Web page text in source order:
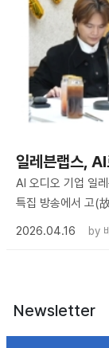
일레븐랩스,
AI 오디오 기업 일
특집 방송에서 고(
2026.04.16
by
Newsletter